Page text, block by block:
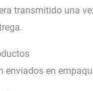
transmitido una
enviados en